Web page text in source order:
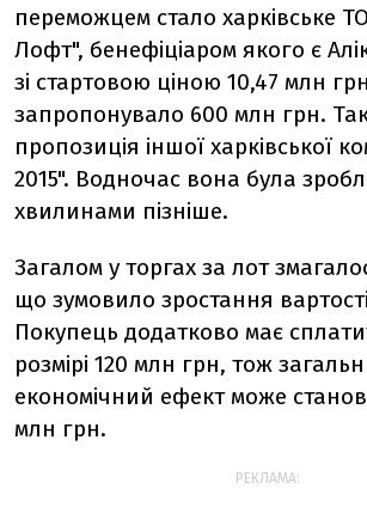
переможцем стало харківське
Лофт", бенефіціаром якого є
зі стартовою ціною 10,47 млн грн
запропонувало 600 млн грн.
пропозиція іншої харківської
2015". Водночас вона була
хвилинами пізніше.
Загалом у торгах за лот
що зумовило зростання
Покупець додатково має
розмірі 120 млн грн, тож
економічний ефект може
млн грн.
РЕКЛАМА: